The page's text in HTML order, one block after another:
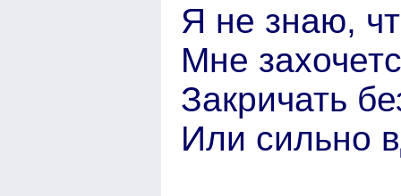
Я не знаю,
Мне
Закричать
Или сильно